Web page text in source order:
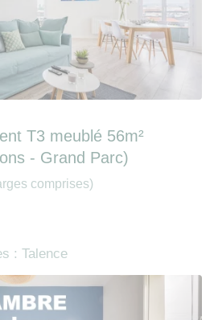
T3 meublé 56m²
- Grand Parc)
comprises)
: Talence